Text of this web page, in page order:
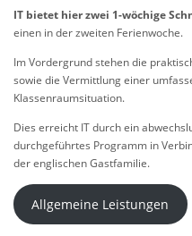
IT bietet hier zwei 1-wöchige
einen in der zweiten Ferienwoche.
Im Vordergrund stehen die
sowie die Vermittlung einer
Klassenraumsituation.
Dies erreicht IT durch ein
durchgeführtes Programm in
der englischen Gastfamilie.
Allgemeine Leistungen